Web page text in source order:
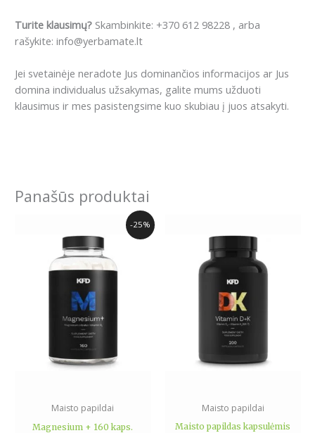
Turite klausimų? Skambinkite: +370 612 98228 , arba
rašykite: info@yerbamate.lt
Jei svetainėje neradote Jus dominančios informacijos ar Jus
domina individualus užsakymas, galite mums užduoti
klausimus ir mes pasistengsime kuo skubiau į juos atsakyti.
Panašūs produktai
-25%
Maisto papildai
Magnesium + 160 kaps.
was:
11.99€.
Current
price
8.99€.
Maisto papildai
Maisto papildas kapsulėmis